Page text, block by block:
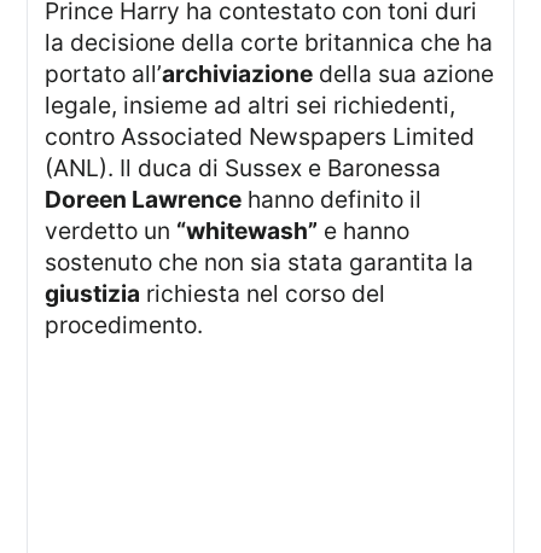
Prince Harry ha contestato con toni duri
la decisione della corte britannica che ha
portato all’archiviazione della sua azione
legale, insieme ad altri sei richiedenti,
contro Associated Newspapers Limited
(ANL). Il duca di Sussex e Baronessa
Doreen Lawrence hanno definito il
verdetto un “whitewash” e hanno
sostenuto che non sia stata garantita la
giustizia richiesta nel corso del
procedimento.